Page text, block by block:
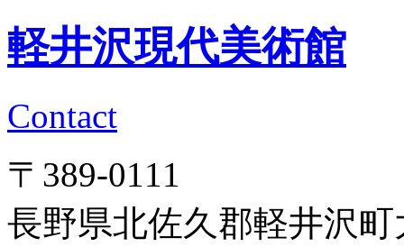
軽井沢現代美術館
Contact
〒389-0111
長野県北佐久郡軽井沢町